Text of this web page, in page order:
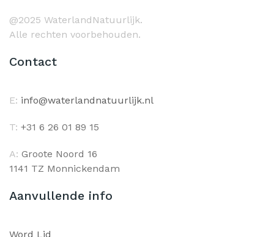
@2025 WaterlandNatuurlijk.
Alle rechten voorbehouden.
Contact
E: info@waterlandnatuurlijk.nl
T: +31 6 26 01 89 15
A: Groote Noord 16
1141 TZ Monnickendam
Aanvullende info
Word Lid